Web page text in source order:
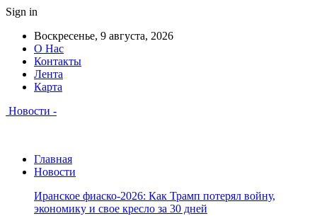
Sign in
Воскресенье, 9 августа, 2026
О Нас
Контакты
Лента
Карта
Новости -
Главная
Новости
Иранское фиаско-2026: Как Трамп потерял войну,
экономику и свое кресло за 30 дней